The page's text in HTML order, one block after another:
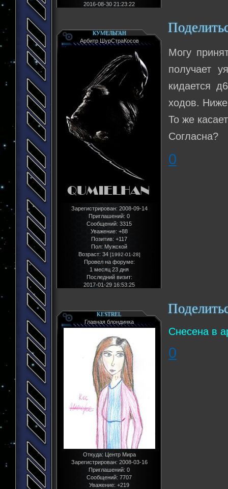
2016-08-30 21:23:22
КУМЕЛЬГАН
Арбитр ШурСтраКосов
Зарегистрирован: 2008-09-14
Приглашений: 0
Сообщений: 3315
Уважение: +88
Позитив: +117
Пол: Мужской
Возраст: 34 [1992-01-28]
Провел на форуме:
1 месяц 23 дня
Последний визит:
2017-01-29 16:53:25
Могу
получает
кидается
ходов. Ниже
То же
Согласна?
0
KESTREL
Главная блондинка
Откуда:Центр Мира
Зарегистрирован: 2008-03-16
Приглашений: 0
Сообщений: 7707
Уважение: +219
Снесена в
0